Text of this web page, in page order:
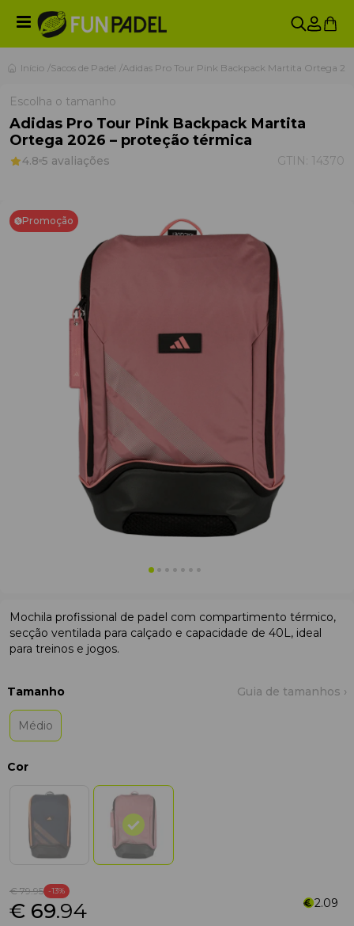
Início Sacos de Padel Adidas Pro Tour Pink Backpack Martita Ortega
Escolha o tamanho
Adidas Pro Tour Pink Backpack Martita
Ortega 2026 – proteção térmica
4.8 5 avaliações GTIN: 14370
Promoção
Mochila profissional de padel com compartimento térmico,
secção ventilada para calçado e capacidade de 40L, ideal
para treinos e jogos.
Tamanho Guia de tamanhos ›
Médio
Cor
€ 79.95 -13%
€ 69.94 2.09